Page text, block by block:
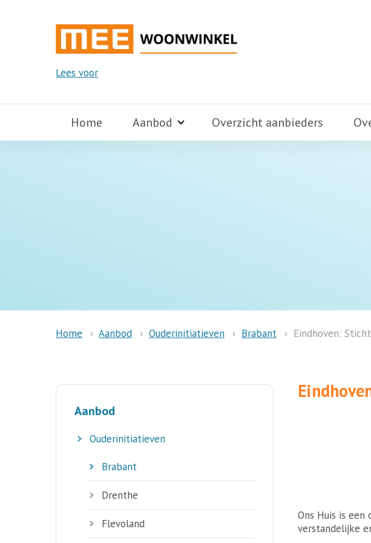
Lees voor
Home Aanbod Overzicht aanbieders
Home Aanbod Ouderinitiatieven Brabant Eindhoven:
Aanbod
Ouderinitiatieven
Brabant
Drenthe
Flevoland
Ons Huis is
verstandelijke